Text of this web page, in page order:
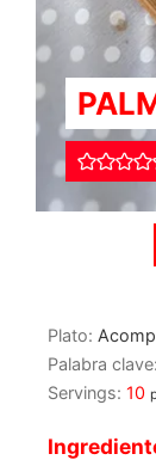
Plato:
Palabra clave:
Servings: 10